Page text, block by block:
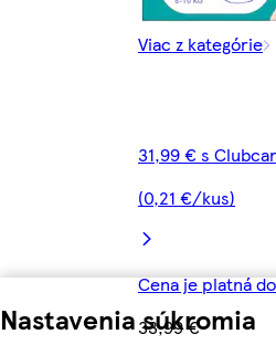
Nastavenia súkromia
Viac z kategórie
31,99 € s
(0,21 €/kus)
Cena je platná
33,99 €